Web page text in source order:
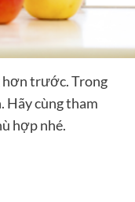
hơn trước. Trong
Hãy cùng tham
hợp nhé.